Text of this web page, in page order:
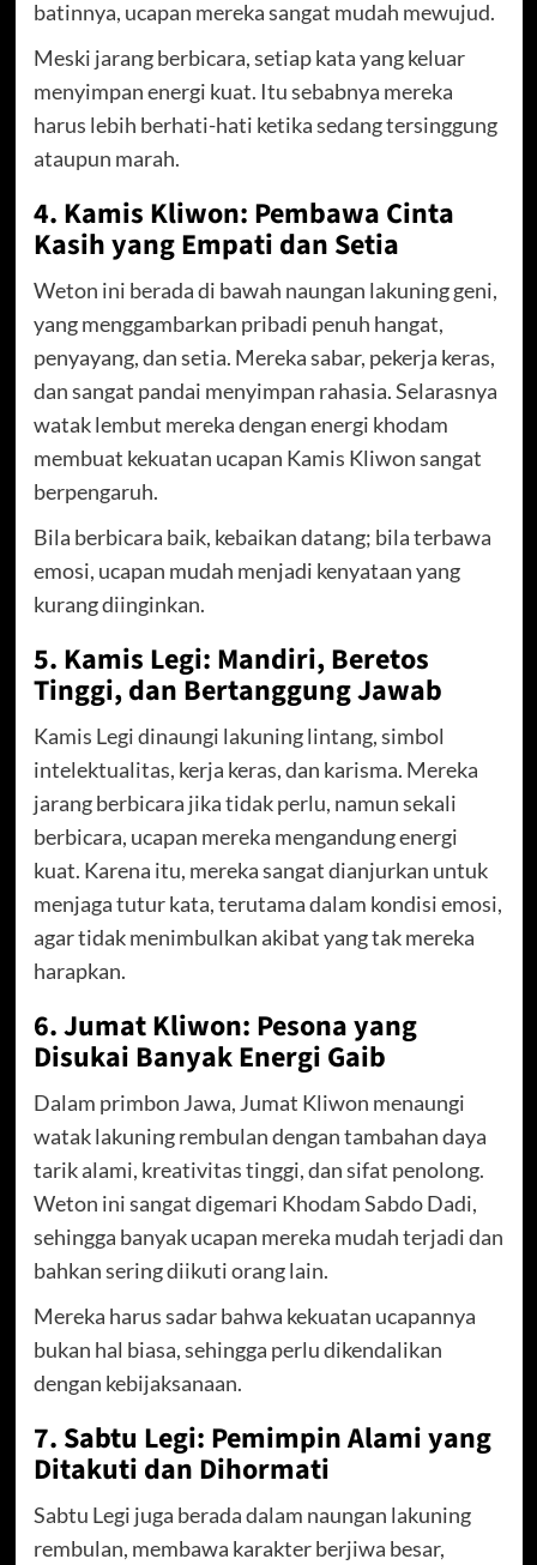
batinnya, ucapan mereka sangat mudah mewujud.
Meski jarang berbicara, setiap kata yang keluar
menyimpan energi kuat. Itu sebabnya mereka
harus lebih berhati-hati ketika sedang tersinggung
ataupun marah.
4. Kamis Kliwon: Pembawa Cinta
Kasih yang Empati dan Setia
Weton ini berada di bawah naungan lakuning geni,
yang menggambarkan pribadi penuh hangat,
penyayang, dan setia. Mereka sabar, pekerja keras,
dan sangat pandai menyimpan rahasia. Selarasnya
watak lembut mereka dengan energi khodam
membuat kekuatan ucapan Kamis Kliwon sangat
berpengaruh.
Bila berbicara baik, kebaikan datang; bila terbawa
emosi, ucapan mudah menjadi kenyataan yang
kurang diinginkan.
5. Kamis Legi: Mandiri, Beretos
Tinggi, dan Bertanggung Jawab
Kamis Legi dinaungi lakuning lintang, simbol
intelektualitas, kerja keras, dan karisma. Mereka
jarang berbicara jika tidak perlu, namun sekali
berbicara, ucapan mereka mengandung energi
kuat. Karena itu, mereka sangat dianjurkan untuk
menjaga tutur kata, terutama dalam kondisi emosi,
agar tidak menimbulkan akibat yang tak mereka
harapkan.
6. Jumat Kliwon: Pesona yang
Disukai Banyak Energi Gaib
Dalam primbon Jawa, Jumat Kliwon menaungi
watak lakuning rembulan dengan tambahan daya
tarik alami, kreativitas tinggi, dan sifat penolong.
Weton ini sangat digemari Khodam Sabdo Dadi,
sehingga banyak ucapan mereka mudah terjadi dan
bahkan sering diikuti orang lain.
Mereka harus sadar bahwa kekuatan ucapannya
bukan hal biasa, sehingga perlu dikendalikan
dengan kebijaksanaan.
7. Sabtu Legi: Pemimpin Alami yang
Ditakuti dan Dihormati
Sabtu Legi juga berada dalam naungan lakuning
rembulan, membawa karakter berjiwa besar,